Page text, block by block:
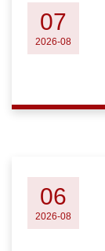
07
2026-08
06
2026-08